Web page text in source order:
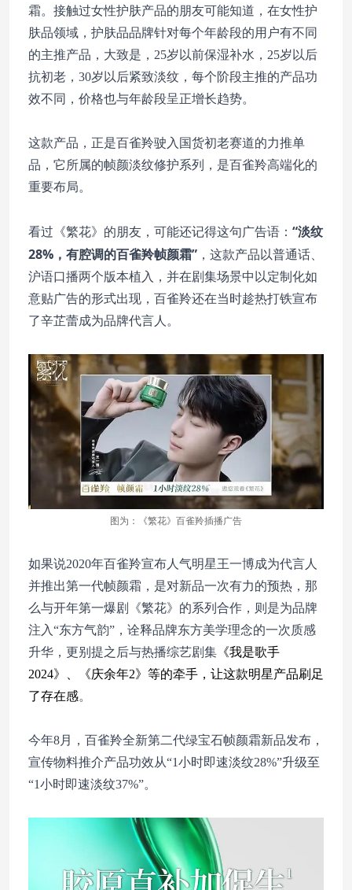
霜。接触过女性护肤产品的朋友可能知道，在女性护
肤品领域，护肤品品牌针对每个年龄段的用户有不同
的主推产品，大致是，25岁以前保湿补水，25岁以后
抗初老，30岁以后紧致淡纹，每个阶段主推的产品功
效不同，价格也与年龄段呈正增长趋势。
这款产品，正是百雀羚驶入国货初老赛道的力推单
品，它所属的帧颜淡纹修护系列，是百雀羚高端化的
重要布局。
看过《繁花》的朋友，可能还记得这句广告语： “淡纹
28%，有腔调的百雀羚帧颜霜” ，这款产品以普通话、
沪语口播两个版本植入，并在剧集场景中以定制化如
意贴广告的形式出现，百雀羚还在当时趁热打铁宣布
了辛芷蕾成为品牌代言人。
图为： 《繁花》百雀羚插播广告
如果说2020年百雀羚宣布人气明星王一博成为代言人
并推出第一代帧颜霜，是对新品一次有力的预热，那
么与开年第一爆剧《繁花》的系列合作，则是为品牌
注入“东方气韵”，诠释品牌东方美学理念的一次质感
升华，更别提之后与热播综艺剧集 《我是歌手
2024》、《庆余年2》等的牵手，让这款明星产品刷足
了存在感。
今年8月，百雀羚全新第二代绿宝石帧颜霜新品发布，
宣传物料推介产品功效从“1小时即速淡纹28%”升级至
“1小时即速淡纹37%”。